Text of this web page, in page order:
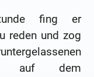
fing er
reden und zog
auf dem